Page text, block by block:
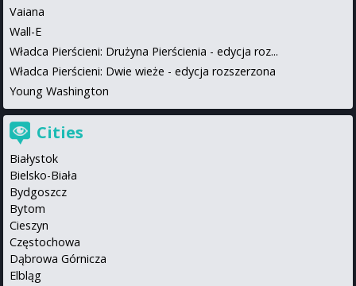
Vaiana
Wall-E
Władca Pierścieni: Drużyna Pierścienia - edycja roz...
Władca Pierścieni: Dwie wieże - edycja rozszerzona
Young Washington
Cities
Białystok
Bielsko-Biała
Bydgoszcz
Bytom
Cieszyn
Częstochowa
Dąbrowa Górnicza
Elbląg